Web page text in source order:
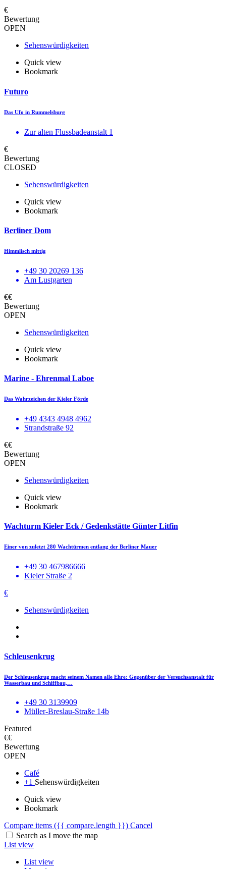
€
Bewertung
OPEN
Sehenswürdigkeiten
Quick view
Bookmark
Futuro
Das Ufo in Rummelsburg
Zur alten Flussbadeanstalt 1
€
Bewertung
CLOSED
Sehenswürdigkeiten
Quick view
Bookmark
Berliner Dom
Himmlisch mittig
+49 30 20269 136
Am Lustgarten
€€
Bewertung
OPEN
Sehenswürdigkeiten
Quick view
Bookmark
Marine - Ehrenmal Laboe
Das Wahrzeichen der Kieler Förde
+49 4343 4948 4962
Strandstraße 92
€€
Bewertung
OPEN
Sehenswürdigkeiten
Quick view
Bookmark
Wachturm Kieler Eck / Gedenkstätte Günter Litfin
Einer von zuletzt 280 Wachtürmen entlang der Berliner Mauer
+49 30 467986666
Kieler Straße 2
€
Sehenswürdigkeiten
Schleusenkrug
Der Schleusenkrug macht seinem Namen alle Ehre: Gegenüber der Versuchsanstalt für
Wasserbau und Schiffbau,…
+49 30 3139909
Müller-Breslau-Straße 14b
Featured
€€
Bewertung
OPEN
Café
+1 Sehenswürdigkeiten
Quick view
Bookmark
Compare items ({{ compare.length }}) Cancel
Search as I move the map
List view
List view